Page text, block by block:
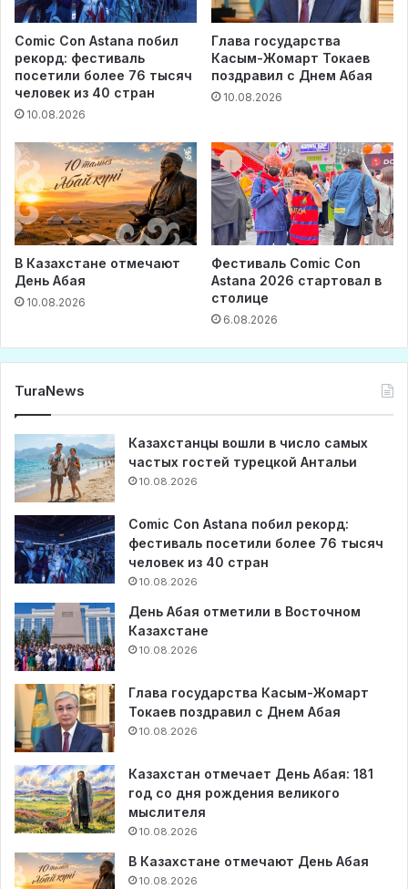
Comic Con Astana побил
рекорд: фестиваль
посетили более 76 тысяч
человек из 40 стран
10.08.2026
Глава государства
Касым-Жомарт Токаев
поздравил с Днем Абая
10.08.2026
В Казахстане отмечают
День Абая
10.08.2026
Фестиваль Comic Con
Astana 2026 стартовал в
столице
6.08.2026
TuraNews
Казахстанцы вошли в число самых
частых гостей турецкой Антальи
10.08.2026
Comic Con Astana побил рекорд:
фестиваль посетили более 76 тысяч
человек из 40 стран
10.08.2026
День Абая отметили в Восточном
Казахстане
10.08.2026
Глава государства Касым-Жомарт
Токаев поздравил с Днем Абая
10.08.2026
Казахстан отмечает День Абая: 181
год со дня рождения великого
мыслителя
10.08.2026
В Казахстане отмечают День Абая
10.08.2026